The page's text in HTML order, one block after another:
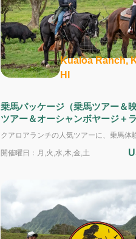
Kualoa Ranch,
HI
乗馬パッケージ（乗馬ツアー＆
ツアー＆オーシャンボヤージ＋
ッフェ付き）
開催曜日：月,火,水,木,金,土